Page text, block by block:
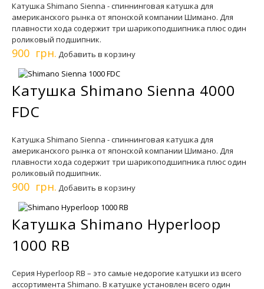
Катушка Shimano Sienna - спиннинговая катушка для
американского рынка от японской компании Шимано. Для
плавности хода содержит три шарикоподшипника плюс один
роликовый подшипник.
900 грн. Добавить в корзину
Катушка Shimano Sienna 4000
FDC
Катушка Shimano Sienna - спиннинговая катушка для
американского рынка от японской компании Шимано. Для
плавности хода содержит три шарикоподшипника плюс один
роликовый подшипник.
900 грн. Добавить в корзину
Катушка Shimano Hyperloop
1000 RB
Серия Hyperloop RB – это самые недорогие катушки из всего
ассортимента Shimano. В катушке установлен всего один